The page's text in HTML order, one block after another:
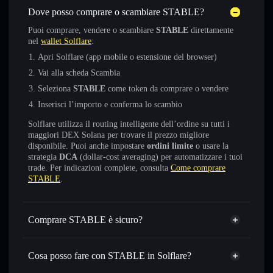
Dove posso comprare o scambiare STABLE?
Puoi comprare, vendere o scambiare STABLE direttamente
nel wallet Solflare:
Apri Solflare (app mobile o estensione del browser)
Vai alla scheda Scambia
Seleziona STABLE come token da comprare o vendere
Inserisci l’importo e conferma lo scambio
Solflare utilizza il routing intelligente dell’ordine su tutti i
maggiori DEX Solana per trovare il prezzo migliore
disponibile. Puoi anche impostare ordini limite o usare la
strategia DCA (dollar-cost averaging) per automatizzare i tuoi
trade. Per indicazioni complete, consulta Come comprare
STABLE.
Comprare STABLE è sicuro?
STABLE token verificato
Cosa posso fare con STABLE in Solflare?